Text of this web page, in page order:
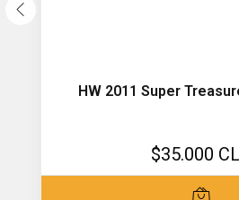
HW 2011 Super
$35.000